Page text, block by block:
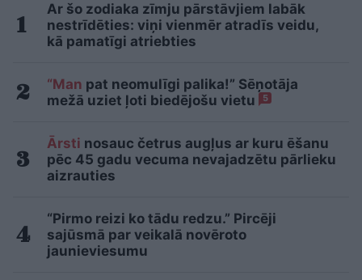
Ar šo zodiaka zīmju pārstāvjiem labāk
nestrīdēties: viņi vienmēr atradīs veidu,
kā pamatīgi atriebties
“Man pat neomulīgi palika!” Sēņotāja
mežā uziet ļoti biedējošu vietu
5
Ārsti nosauc četrus augļus ar kuru ēšanu
pēc 45 gadu vecuma nevajadzētu pārlieku
aizrauties
“Pirmo reizi ko tādu redzu.” Pircēji
sajūsmā par veikalā novēroto
jaunieviesumu